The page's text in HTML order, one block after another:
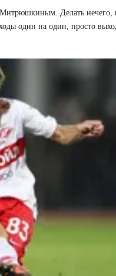
Делать нечего,
один на один, просто